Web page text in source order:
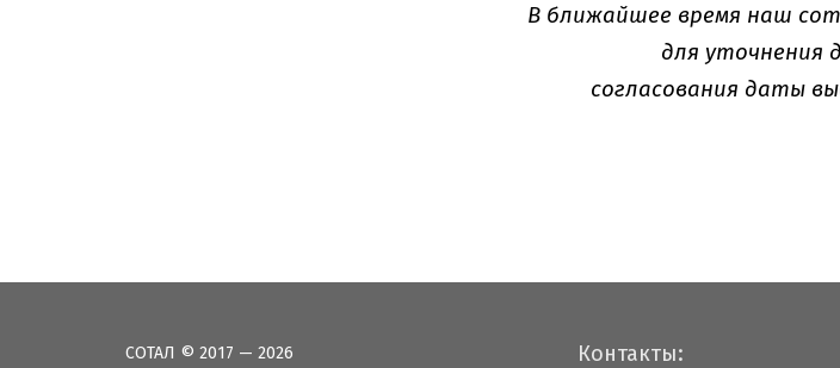
В ближайшее время наш
для уточнения
согласования даты
СОТАЛ © 2017 — 2026 Контакты: